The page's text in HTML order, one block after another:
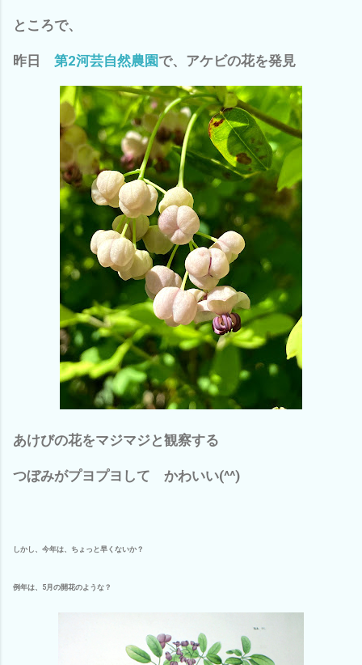
ところで、
昨日 第2河芸自然農園で、アケビの花を発見
あけびの花をマジマジと観察する
つぼみがプヨプヨして かわいい(^^)
しかし、今年は、ちょっと早くないか？
例年は、5月の開花のような？